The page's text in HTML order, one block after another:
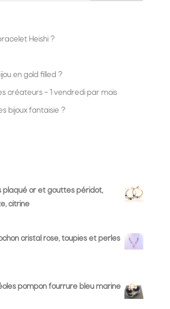
Heishi ?
en gold filled ?
créateurs – 1 vendredi par mois
bijoux fantaisie ?
plaqué or et gouttes péridot,
citrine
cristal rose, toupies et perles
pompon fourrure bleu marine